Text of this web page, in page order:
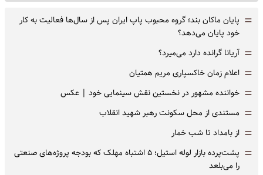
= پایان ماکان بند؛ گروه محبوب پاپ ایران پس از سال‌ها فعالیت به کار
خود پایان می‌دهد؟
= آریانا گرانده دارد می‌میرد؟
= اعلام زمان خاکسپاری مریم همتیان
= خواننده مشهور در نخستین نقش سینمایی خود |‌ عکس
= مستندی از محل سکونت رهبر شهید انقلاب
= از بامداد تا شب خمار
=
پشت‌پرده بازار لوله استیل؛ ۵ اشتباه مهلک که بودجه پروژه‌های صنعتی
را می‌بلعد